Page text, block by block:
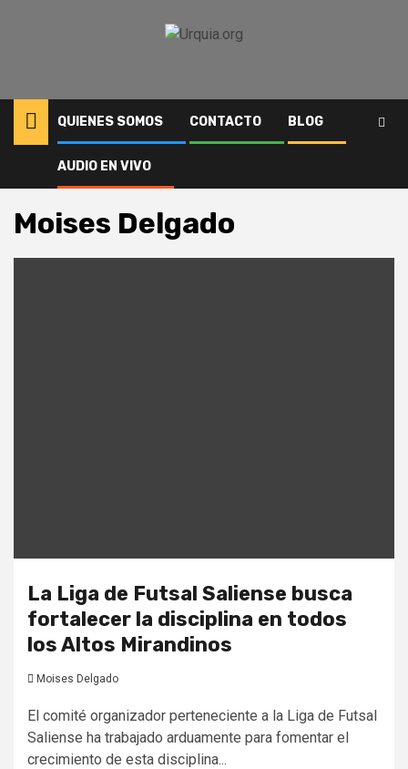
QUIENES SOMOS CONTACTO BLOG
AUDIO EN VIVO
Author Moises Delgado
Moises Delgado
La Liga de Futsal Saliense busca
fortalecer la disciplina en todos
los Altos Mirandinos
Moises Delgado
El comité organizador perteneciente a la Liga de Futsal
Saliense ha trabajado arduamente para fomentar el
crecimiento de esta disciplina...